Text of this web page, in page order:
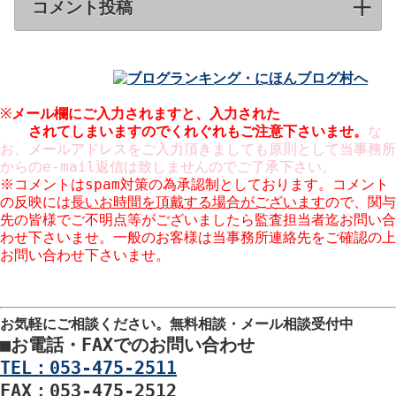
コメント投稿click to expand contents
※メール欄にご入力されますと、入力された
されてしまいますのでくれぐれもご注意下さいませ。 な
お、メールアドレスをご入力頂きましても原則として当事務所
からのe-mail返信は致しませんのでご了承下さい。
※コメントはspam対策の為承認制としております。コメント
の反映には長いお時間を頂戴する場合がございますので、関与
先の皆様でご不明点等がございましたら監査担当者迄お問い合
わせ下さいませ。一般のお客様は当事務所連絡先をご確認の上
お問い合わせ下さいませ。
お気軽にご相談ください。 無料相談・メール相談受付中
■お電話・FAXでのお問い合わせ
TEL：053-475-2511
FAX：053-475-2512